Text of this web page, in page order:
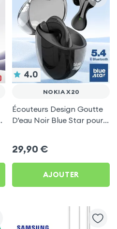
4.0
NOKIA X20
Écouteurs Design Goutte
D'eau Noir Blue Star pour
29,90 €
AJOUTER